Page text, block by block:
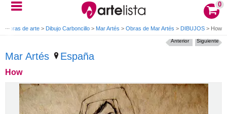
0
Obras de arte > Dibujo Carboncillo > Mar Artés > Obras de Mar Artés > DIBUJOS > How
Mar Artés España
How
Siguiente
Anterior